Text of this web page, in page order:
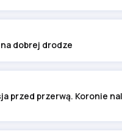
dobrej drodze
przed przerwą. Koronie